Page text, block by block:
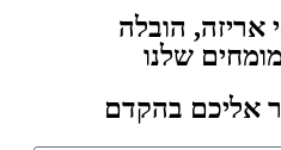
אריזה, הובלה
שלנו
אליכם בהקדם